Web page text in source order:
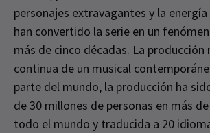
personajes extravagantes y la
han convertido la serie en un
más de cinco décadas. La producción
continua de un musical
parte del mundo, la producción ha
de 30 millones de personas en más
todo el mundo y traducida a 20